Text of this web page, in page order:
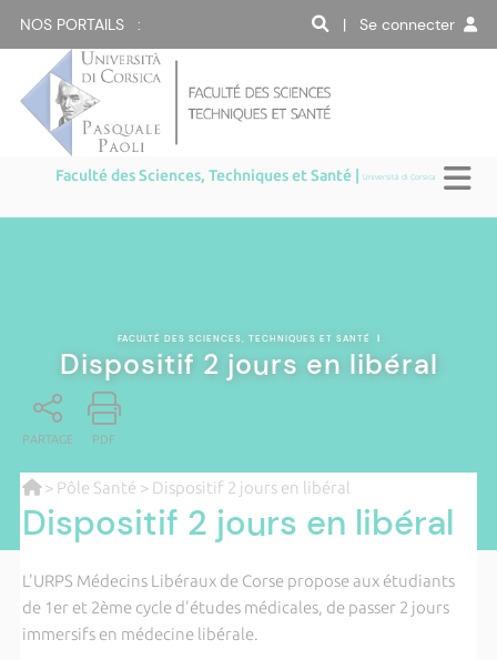
NOS PORTAILS : | Se connecter
Faculté des Sciences, Techniques et Santé |Università di Corsica
FACULTÉ DES SCIENCES, TECHNIQUES ET SANTÉ |
Dispositif 2 jours en libéral
PARTAGE PDF
> Pôle Santé > Dispositif 2 jours en libéral
Dispositif 2 jours en libéral
L'URPS Médecins Libéraux de Corse propose aux étudiants
de 1er et 2ème cycle d'études médicales, de passer 2 jours
immersifs en médecine libérale.